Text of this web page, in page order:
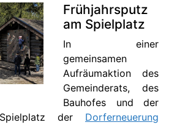
Frühjahrsputz
am Spielplatz
In einer
gemeinsamen
Aufräumaktion des
Gemeinderats, des
Bauhofes und der
der Dorferneuerung